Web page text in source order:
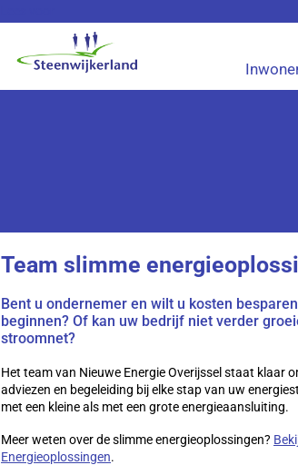
Team slimme
Bent u ondernemer en wilt u kosten
beginnen? Of kan uw bedrijf niet verder
stroomnet?
Het team van Nieuwe Energie Overijssel staat klaar
adviezen en begeleiding bij elke stap van uw
met een kleine als met een grote energieaansluiting.
Meer weten over de slimme energieoplossingen?
Energieoplossingen.